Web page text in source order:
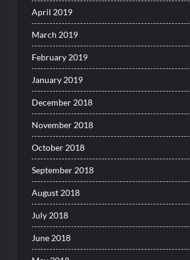
April 2019
March 2019
February 2019
January 2019
December 2018
November 2018
October 2018
September 2018
August 2018
July 2018
June 2018